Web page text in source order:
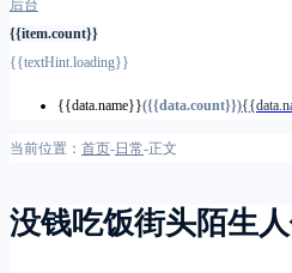
后台
{{item.count}}
{{textHint.loading}}
{{data.name}}({{data.count}})
当前位置： 首页-日常-正文
没钱吃饭街头陌生